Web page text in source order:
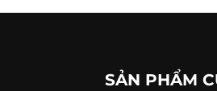
SẢN PHẨM